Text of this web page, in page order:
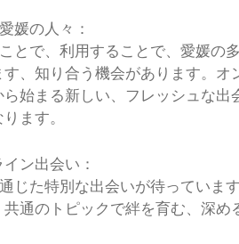
媛の人々：
とで、利用することで、愛媛の
す、知り合う機会があります。オ
ら始まる新しい、フレッシュな
ます。
ン出会い：
じた特別な出会いが待っていま
通のトピックで絆を育む、深め